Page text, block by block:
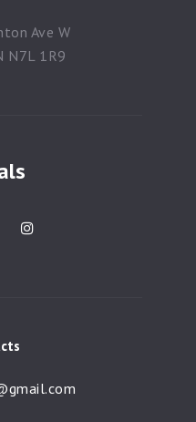
Ave W
N7L 1R9